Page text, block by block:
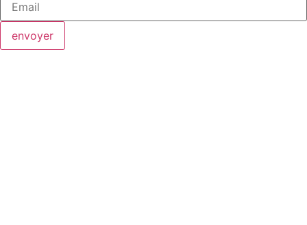
envoyer